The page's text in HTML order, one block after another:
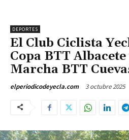
DEPORTES
El Club Ciclista
Copa BTT Albacete
Marcha BTT
elperiodicodeyecla.com 3 octubre 2025